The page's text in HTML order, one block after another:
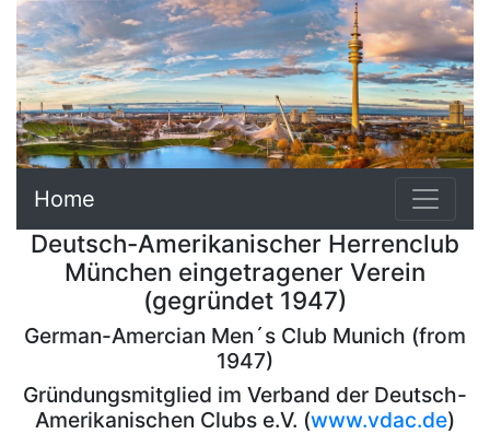
Home
Deutsch-Amerikanischer Herrenclub
München eingetragener Verein
(gegründet 1947)
German-Amercian Men´s Club Munich (from
1947)
Gründungsmitglied im Verband der Deutsch-
Amerikanischen Clubs e.V. (www.vdac.de)